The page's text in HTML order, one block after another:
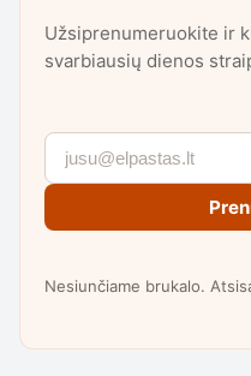
Užsiprenumeruokite ir
svarbiausių dienos
Nesiunčiame brukalo.